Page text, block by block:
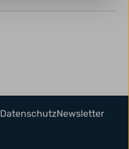
DatenschutzNewsletter